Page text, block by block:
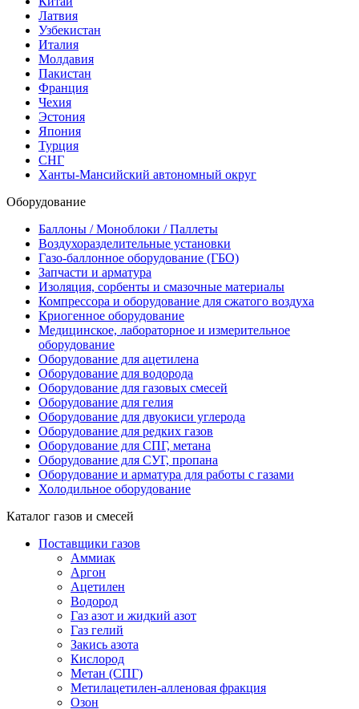
Латвия
Узбекистан
Италия
Молдавия
Пакистан
Франция
Чехия
Эстония
Япония
Турция
СНГ
Ханты-Мансийский автономный округ
Оборудование
Баллоны / Моноблоки / Паллеты
Воздухоразделительные установки
Газо-баллонное оборудование (ГБО)
Запчасти и арматура
Изоляция, сорбенты и смазочные материалы
Компрессора и оборудование для сжатого воздуха
Криогенное оборудование
Медицинское, лабораторное и измерительное
оборудование
Оборудование для ацетилена
Оборудование для водорода
Оборудование для газовых смесей
Оборудование для гелия
Оборудование для двуокиси углерода
Оборудование для редких газов
Оборудование для СПГ, метана
Оборудование для СУГ, пропана
Оборудование и арматура для работы с газами
Холодильное оборудование
Каталог газов и смесей
Поставщики газов
Аммиак
Аргон
Ацетилен
Водород
Газ азот и жидкий азот
Газ гелий
Закись азота
Кислород
Метан (СПГ)
Метилацетилен-алленовая фракция
Озон